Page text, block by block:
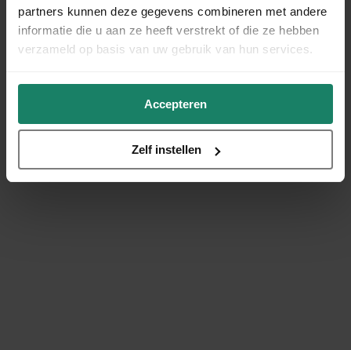
partners kunnen deze gegevens combineren met andere
informatie die u aan ze heeft verstrekt of die ze hebben
verzameld op basis van uw gebruik van hun services.
Accepteren
Zelf instellen